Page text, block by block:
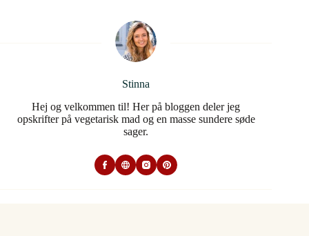
Stinna
Hej og velkommen til! Her på bloggen deler jeg
opskrifter på vegetarisk mad og en masse sundere søde
sager.